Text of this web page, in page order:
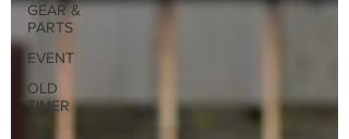
GEAR &
PARTS
EVENT
OLD
TIMER